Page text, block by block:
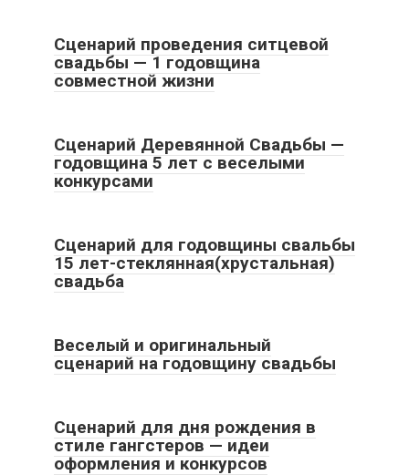
Сценарий проведения ситцевой
свадьбы — 1 годовщина
совместной жизни
Сценарий Деревянной Свадьбы —
годовщина 5 лет с веселыми
конкурсами
Сценарий для годовщины свальбы
15 лет-стеклянная(хрустальная)
свадьба
Веселый и оригинальный
сценарий на годовщину свадьбы
Сценарий для дня рождения в
стиле гангстеров — идеи
оформления и конкурсов